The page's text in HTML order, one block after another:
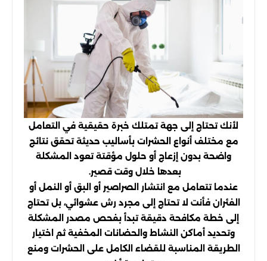
لأنك تحتاج إلى جهة تمتلك خبرة حقيقية في التعامل
مع مختلف أنواع الحشرات بأساليب حديثة تحقق نتائج
واضحة بدون إزعاج أو حلول مؤقتة تعود المشكلة
بعدها خلال وقت قصير.
عندما تتعامل مع انتشار الصراصير أو البق أو النمل أو
الفئران فأنت لا تحتاج إلى مجرد رش عشوائي، بل تحتاج
إلى خطة مكافحة دقيقة تبدأ بفحص مصدر المشكلة
وتحديد أماكن النشاط والحضانات المخفية ثم اختيار
الطريقة المناسبة للقضاء الكامل على الحشرات ومنع